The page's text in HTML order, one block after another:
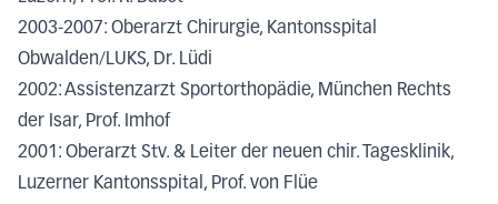
2003-2007: Oberarzt Chirurgie, Kantonsspital
Obwalden/LUKS, Dr. Lüdi
2002: Assistenzarzt Sportorthopädie, München Rechts
der Isar, Prof. Imhof
2001: Oberarzt Stv. & Leiter der neuen chir. Tagesklinik,
Luzerner Kantonsspital, Prof. von Flüe